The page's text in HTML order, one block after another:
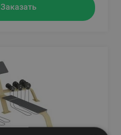
Заказать